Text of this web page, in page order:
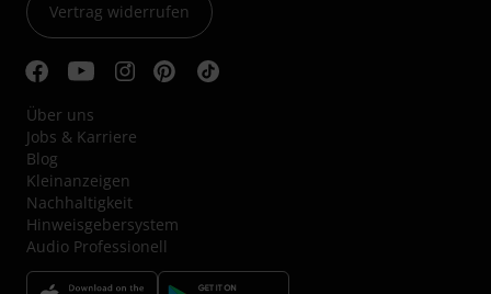
Vertrag widerrufen
Über uns
Jobs & Karriere
Blog
Kleinanzeigen
Nachhaltigkeit
Hinweisgebersystem
Audio Professionell